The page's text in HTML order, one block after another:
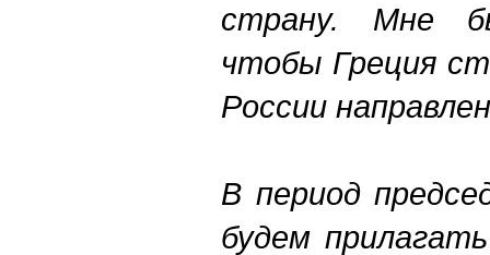
страну. Мне
чтобы Греция
России
В период
будем прилагать